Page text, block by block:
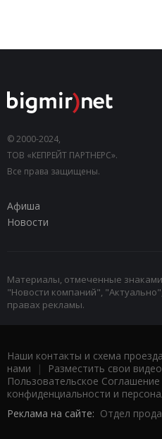
© 2000-2024,
ТОВ «КЕПРЕЙТ ПАРТНЕРС».
Все права защищены.
Афиша
Новости
Материалы, отмеченные
"Новости компаний",
правах рекламы.
Наши контакты и схема проезда
нами | Разместить свои
Пользовательское Соглашение
конфиденциальности и
Реклама на сайте: Отдел